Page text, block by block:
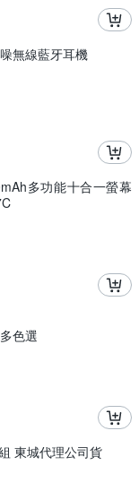
無線藍牙耳機
多功能十合一螢幕
色選
東城代理公司貨